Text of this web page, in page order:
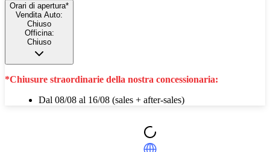
Orari di apertura*
Vendita Auto:
Chiuso
Officina:
Chiuso
*Chiusure straordinarie della nostra concessionaria:
Dal 08/08 al 16/08 (sales + after-sales)